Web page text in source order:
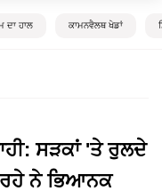
ਦਾ ਹਾਲ ਕਾਮਨਵੈਲਥ ਖੇਡਾਂ
ਸੜਕਾਂ 'ਤੇ ਰੁਲਦੇ
ਨੇ ਭਿਆਨਕ